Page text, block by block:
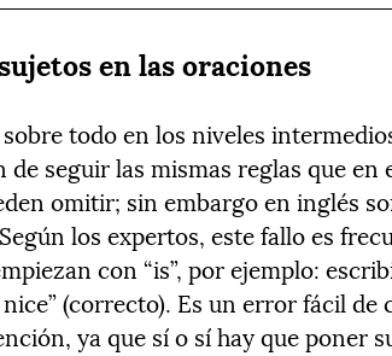
en las oraciones
todo en los niveles
seguir las mismas reglas que en
omitir; sin embargo en inglés
los expertos, este fallo es
con “is”, por ejemplo:
nice” (correcto). Es un error fácil
ya que sí o sí hay que poner